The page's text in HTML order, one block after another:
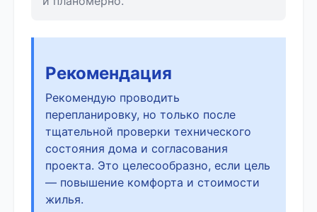
Рекомендация
Рекомендую проводить
перепланировку, но только после
тщательной проверки технического
состояния дома и согласования
проекта. Это целесообразно, если цель
— повышение комфорта и стоимости
жилья.